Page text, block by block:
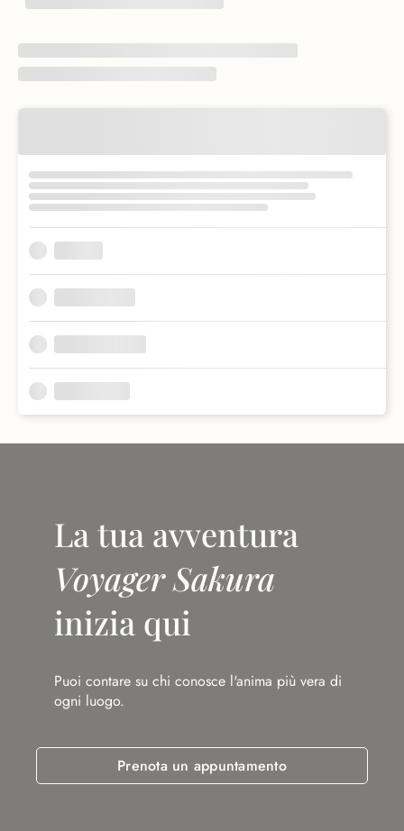
La tua avventura
Voyager Sakura
inizia qui
Puoi contare su chi conosce l'anima più vera di
ogni luogo.
Prenota un appuntamento